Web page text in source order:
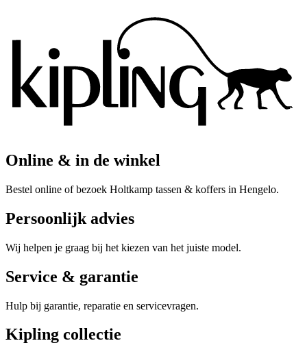
Online & in de winkel
Bestel online of bezoek Holtkamp tassen & koffers in Hengelo.
Persoonlijk advies
Wij helpen je graag bij het kiezen van het juiste model.
Service & garantie
Hulp bij garantie, reparatie en servicevragen.
Kipling collectie